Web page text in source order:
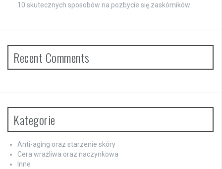
10 skutecznych sposobów na pozbycie się zaskórników
Recent Comments
Kategorie
Anti-aging oraz starzenie skóry
Cera wrażliwa oraz naczynkowa
Inne